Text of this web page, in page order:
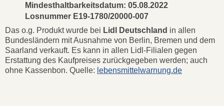
Mindesthaltbarkeitsdatum: 05.08.2022
Losnummer E19-1780/20000-007
Das o.g. Produkt wurde bei Lidl Deutschland in allen
Bundesländern mit Ausnahme von Berlin, Bremen und dem
Saarland verkauft. Es kann in allen Lidl-Filialen gegen
Erstattung des Kaufpreises zurückgegeben werden; auch
ohne Kassenbon. Quelle: lebensmittelwarnung.de